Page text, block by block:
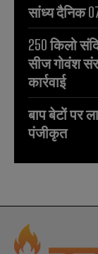
सांध्य दैनिक
250 किलो
सीज गोवंश
कार्रवाई
बाप बेटों पर
पंजीकृत